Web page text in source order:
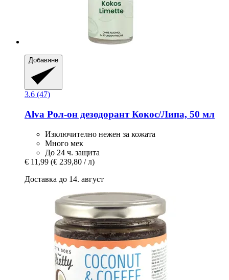
Добавяне
3.6 (47)
Alva Рол-​он дезодорант Кокос/Липа, 50 мл
Изключително нежен за кожата
Много мек
До 24 ч. защита
€ 11,99 (€ 239,80 / л)
Доставка до 14. август